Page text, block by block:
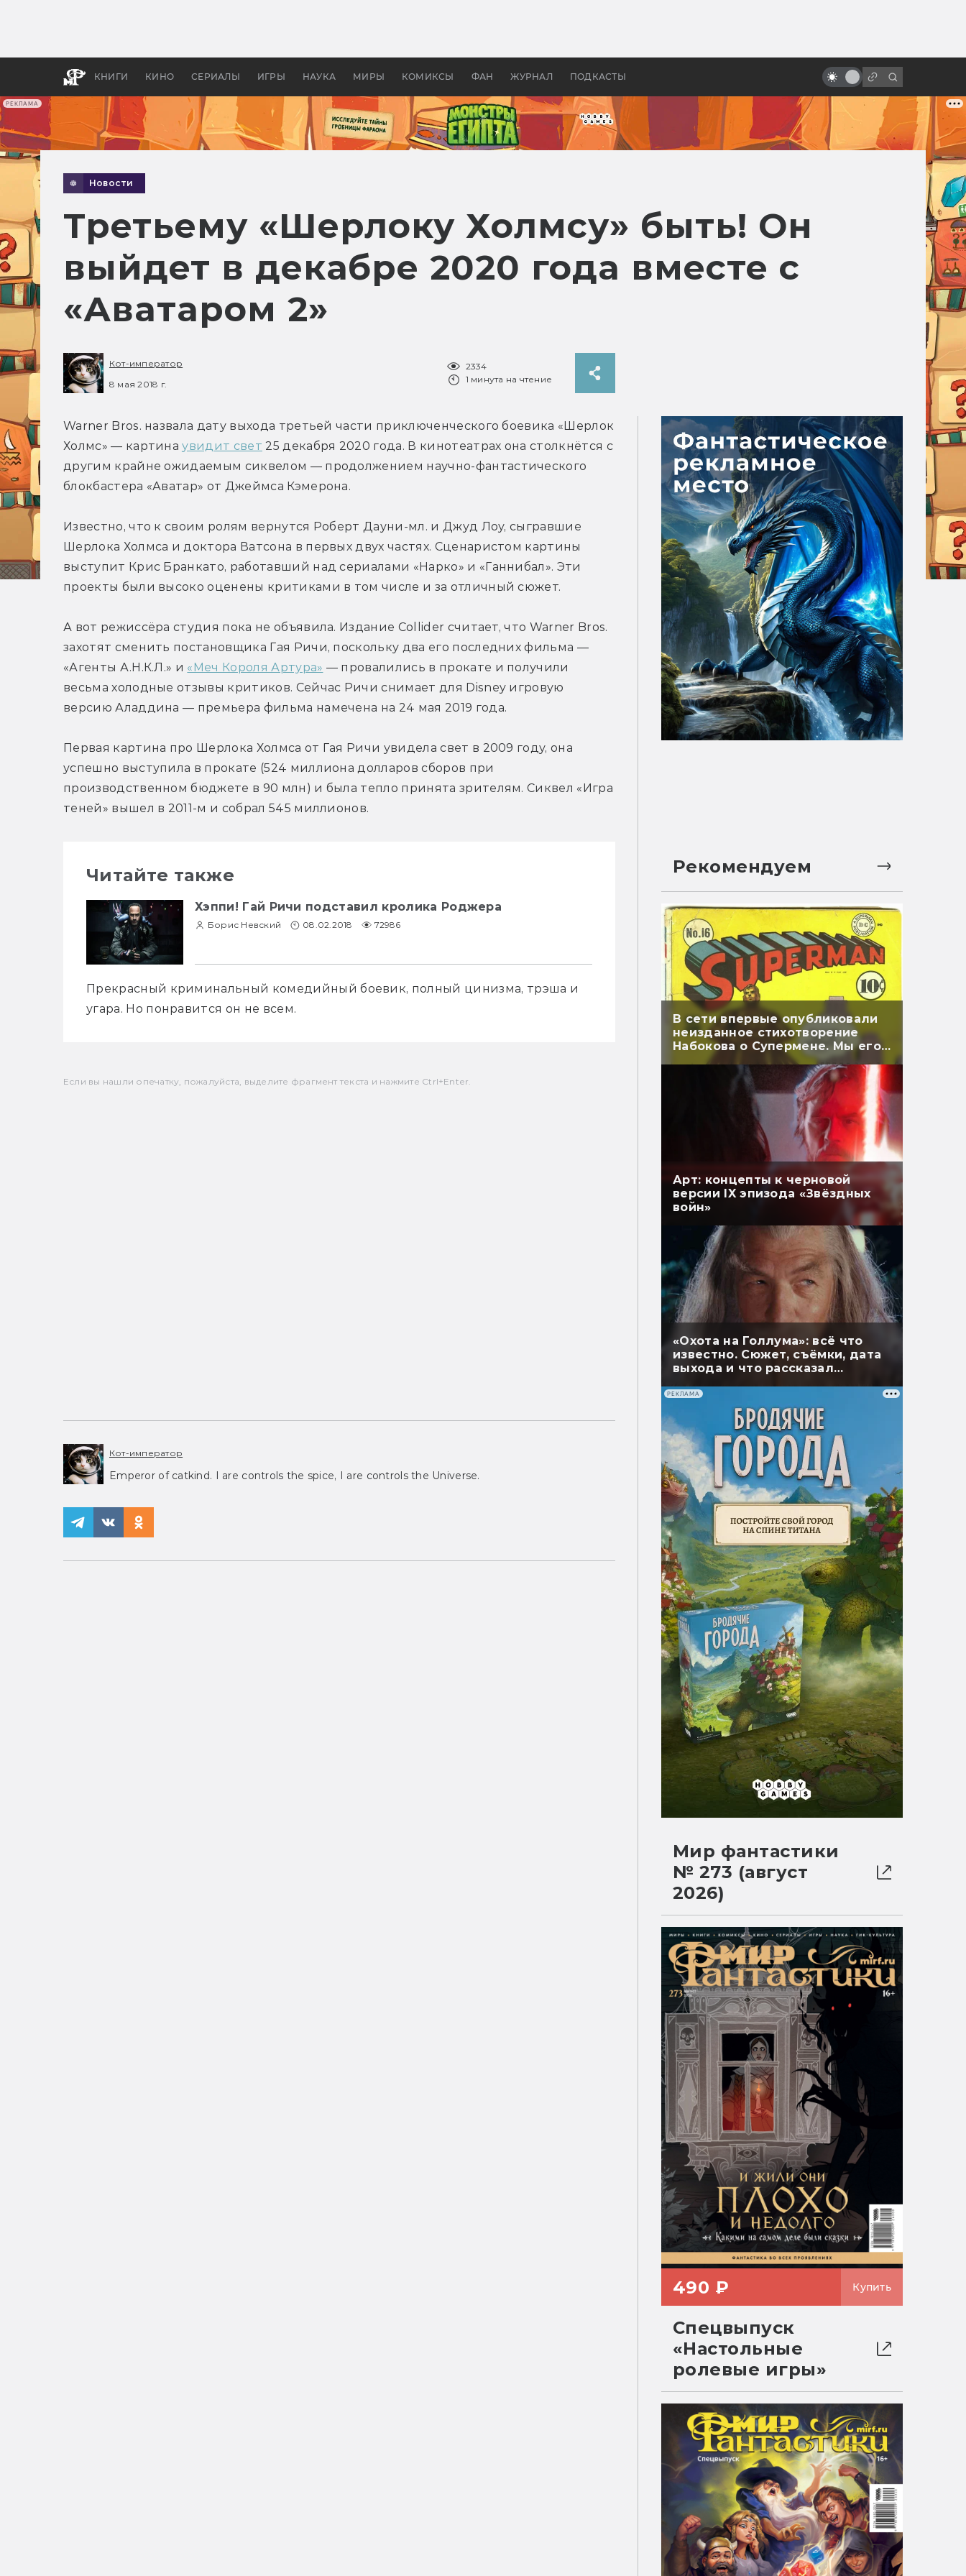
РЕКЛАМА
КНИГИ КИНО СЕРИАЛЫ ИГРЫ НАУКА МИРЫ КОМИКСЫ ФАН ЖУРНАЛ ПОДКАСТЫ
бы «Властелина колец»
Древней Грецией
на провал
Новости
Третьему «Шерлоку Холмсу» быть! Он
выйдет в декабре 2020 года вместе с
«Аватаром 2»
Кот-император
8 мая 2018 г.
2334
1 минута на чтение
Warner Bros. назвала дату выхода третьей части приключенческого боевика «Шерлок
Холмс» — картина увидит свет 25 декабря 2020 года. В кинотеатрах она столкнётся с
другим крайне ожидаемым сиквелом — продолжением научно-фантастического
блокбастера «Аватар» от Джеймса Кэмерона.
Известно, что к своим ролям вернутся Роберт Дауни-мл. и Джуд Лоу, сыгравшие
Шерлока Холмса и доктора Ватсона в первых двух частях. Сценаристом картины
выступит Крис Бранкато, работавший над сериалами «Нарко» и «Ганнибал». Эти
проекты были высоко оценены критиками в том числе и за отличный сюжет.
А вот режиссёра студия пока не объявила. Издание Collider считает, что Warner Bros.
захотят сменить постановщика Гая Ричи, поскольку два его последних фильма —
«Агенты А.Н.К.Л.» и «Меч Короля Артура» — провалились в прокате и получили
весьма холодные отзывы критиков. Сейчас Ричи снимает для Disney игровую
версию Аладдина — премьера фильма намечена на 24 мая 2019 года.
Первая картина про Шерлока Холмса от Гая Ричи увидела свет в 2009 году, она
успешно выступила в прокате (524 миллиона долларов сборов при
производственном бюджете в 90 млн) и была тепло принята зрителям. Сиквел «Игра
теней» вышел в 2011-м и собрал 545 миллионов.
Читайте также
Хэппи! Гай Ричи подставил кролика Роджера
Борис Невский 08.02.2018 72986
Прекрасный криминальный комедийный боевик, полный цинизма, трэша и
угара. Но понравится он не всем.
Если вы нашли опечатку, пожалуйста, выделите фрагмент текста и нажмите Ctrl+Enter.
Кот-император
Emperor of catkind. I are controls the spice, I are controls the Universe.
Рекомендуем
В сети впервые опубликовали
неизданное стихотворение
Набокова о Супермене. Мы его
перевели
Арт: концепты к черновой
версии IX эпизода «Звёздных
войн»
«Охота на Голлума»: всё что
известно. Сюжет, съёмки, дата
выхода и что рассказал
РЕКЛАМА
Мир фантастики
№ 273 (август
2026)
490 ₽ Купить
Спецвыпуск
«Настольные
ролевые игры»